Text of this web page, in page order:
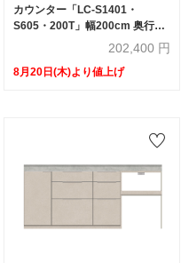
カウンター「LC-S1401・
S605・200T」幅200cm 奥行
46cm 高さ92.7cm 引出し+扉収
納（扉：向かって左） サイドラ
ック 下台全4色 天板全2色
202,400 円
8月20日(木)より値上げ